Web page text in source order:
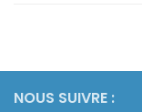
NOUS SUIVRE :